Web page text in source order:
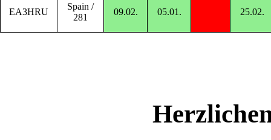
EA3HRU
Spain /
281
09.02. 05.01. 25.02.